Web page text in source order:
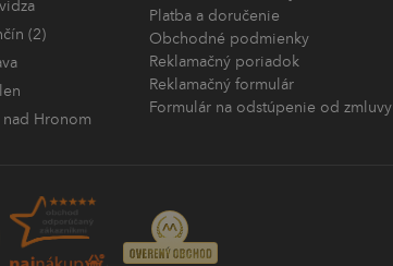
(2)
nad Hronom
Platba a doručenie
Obchodné podmienky
Reklamačný poriadok
Reklamačný formulár
Formulár na odstúpenie od zmluvy